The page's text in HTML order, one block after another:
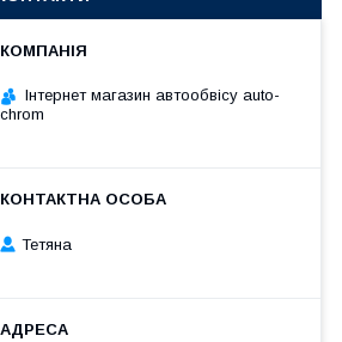
Інтернет магазин автообвісу auto-
chrom
Тетяна